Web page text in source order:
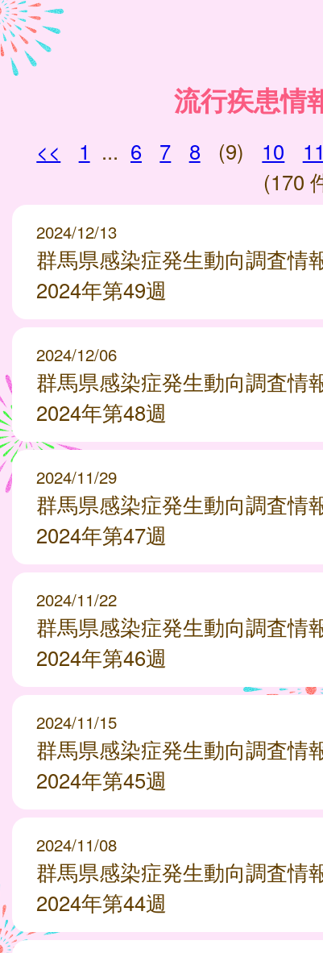
流行疾患情
<< 1 ... 6 7 8 (9) 10 11
(170
2024/12/13
群馬県感染症発生動向調査情
2024年第49週
2024/12/06
群馬県感染症発生動向調査情
2024年第48週
2024/11/29
群馬県感染症発生動向調査情
2024年第47週
2024/11/22
群馬県感染症発生動向調査情
2024年第46週
2024/11/15
群馬県感染症発生動向調査情
2024年第45週
2024/11/08
群馬県感染症発生動向調査情
2024年第44週